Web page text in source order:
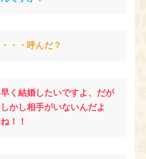
・・・呼んだ？
早く結婚したいですよ、だが
しかし相手がいないんだよ
ね！！